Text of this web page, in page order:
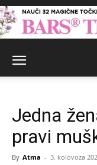
Jedna
pravi
By Atma - 3. kolovoza